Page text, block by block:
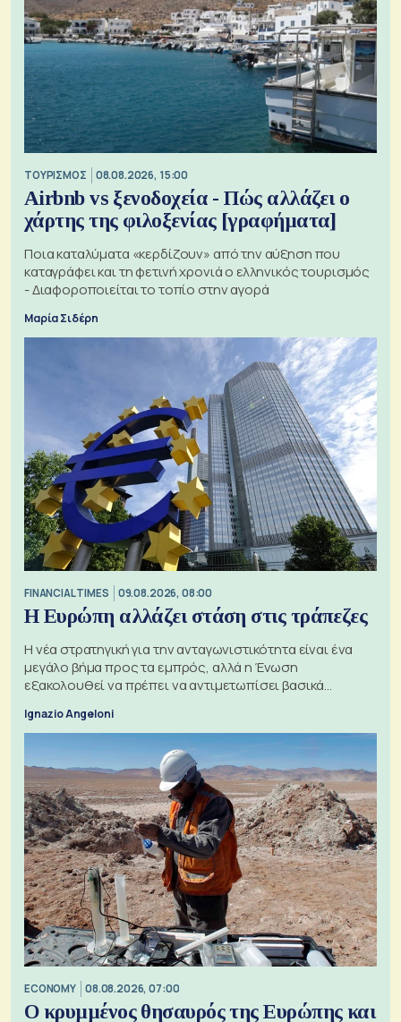
ΤΟΥΡΙΣΜΟΣ 08.08.2026, 15:00
Airbnb vs ξενοδοχεία - Πώς αλλάζει ο
χάρτης της φιλοξενίας [γραφήματα]
Ποια καταλύματα «κερδίζουν» από την αύξηση που
καταγράφει και τη φετινή χρονιά ο ελληνικός τουρισμός
- Διαφοροποιείται το τοπίο στην αγορά
Μαρία Σιδέρη
FINANCIAL TIMES 09.08.2026, 08:00
Η Ευρώπη αλλάζει στάση στις τράπεζες
Η νέα στρατηγική για την ανταγωνιστικότητα είναι ένα
μεγάλο βήμα προς τα εμπρός, αλλά η Ένωση
εξακολουθεί να πρέπει να αντιμετωπίσει βασικά
Ignazio Angeloni
ECONOMY 08.08.2026, 07:00
Ο κρυμμένος θησαυρός της Ευρώπης και